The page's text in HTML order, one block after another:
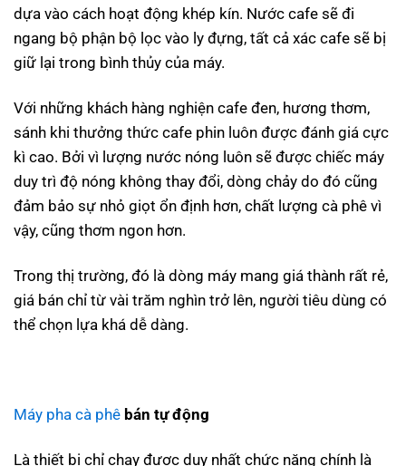
dựa vào cách hoạt động khép kín. Nước cafe sẽ đi
ngang bộ phận bộ lọc vào ly đựng, tất cả xác cafe sẽ bị
giữ lại trong bình thủy của máy.
Với những khách hàng nghiện cafe đen, hương thơm,
sánh khi thưởng thức cafe phin luôn được đánh giá cực
kì cao. Bởi vì lượng nước nóng luôn sẽ được chiếc máy
duy trì độ nóng không thay đổi, dòng chảy do đó cũng
đảm bảo sự nhỏ giọt ổn định hơn, chất lượng cà phê vì
vậy, cũng thơm ngon hơn.
Trong thị trường, đó là dòng máy mang giá thành rất rẻ,
giá bán chỉ từ vài trăm nghìn trở lên, người tiêu dùng có
thể chọn lựa khá dễ dàng.
Máy pha cà phê bán tự động
Là thiết bị chỉ chạy được duy nhất chức năng chính là